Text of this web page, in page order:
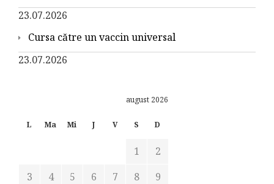
23.07.2026
Cursa către un vaccin universal
23.07.2026
august 2026
L Ma Mi J V S D
1
2
3
4 5 6 7 8
9